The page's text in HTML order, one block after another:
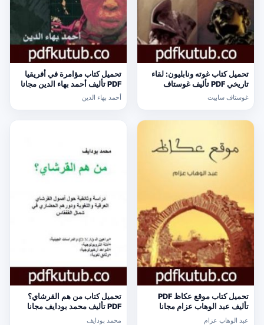
تحميل كتاب غوته ونابليون: لقاء
تاريخي PDF تأليف غوستاف
سابيت مجانا [كامل]
غوستاف سابيت
تحميل كتاب مؤامرة في أفريقيا
PDF تأليف أحمد بهاء الدين مجانا
[كامل]
أحمد بهاء الدين
تحميل كتاب موقع عكاظ PDF
تأليف عبد الوهاب عزام مجانا
[كامل]
عبد الوهاب عزام
تحميل كتاب من هم القرشاي؟
PDF تأليف محمد بودايف مجانا
محمد بودايف